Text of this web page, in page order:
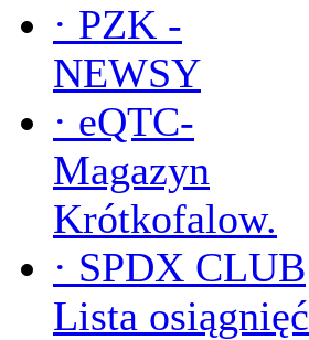
· PZK -
NEWSY
· eQTC-
Magazyn
Krótkofalow.
· SPDX CLUB
Lista osiągnięć